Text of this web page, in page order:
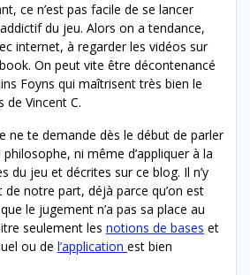
ce n’est pas facile de se lancer
du jeu. Alors on a tendance,
internet, à regarder les vidéos sur
On peut vite être décontenancé
Foyns qui maîtrisent très bien le
de Vincent C.
ne te demande dès le début de parler
philosophe, ni même d’appliquer à la
du jeu et décrites sur ce blog. Il n’y
notre part, déjà parce qu’on est
le jugement n’a pas sa place au
seulement les notions de bases et
ou de l’application est bien